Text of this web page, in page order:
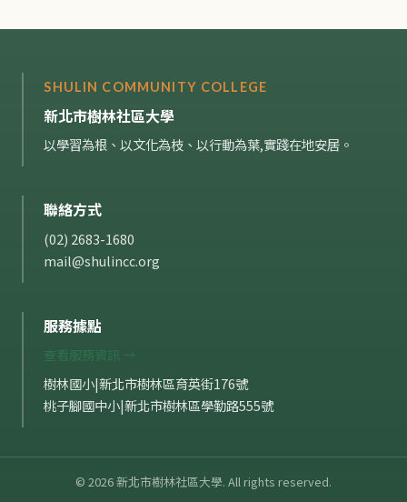
SHULIN COMMUNITY COLLEGE
新北市樹林社區大學
以學習為根、以文化為枝、以行動為葉,實踐在地安居。
聯絡方式
(02) 2683-1680
mail@shulincc.org
服務據點
查看服務資訊 →
樹林國小|新北市樹林區育英街176號
桃子腳國中小|新北市樹林區學勤路555號
© 2026 新北市樹林社區大學. All rights reserved.